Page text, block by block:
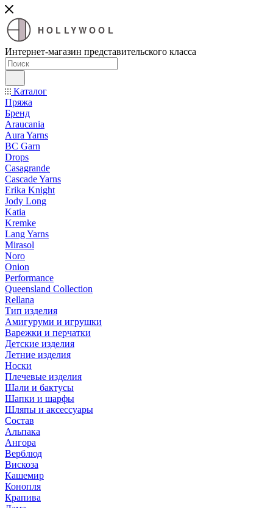
HOLLYWOOL
Интернет-магазин представительского класса
Каталог
Пряжа
Бренд
Araucania
Aura Yarns
BC Garn
Drops
Casagrande
Cascade Yarns
Erika Knight
Jody Long
Katia
Kremke
Lang Yarns
Mirasol
Noro
Onion
Performance
Queensland Collection
Rellana
Тип изделия
Амигуруми и игрушки
Варежки и перчатки
Детские изделия
Летние изделия
Носки
Плечевые изделия
Шали и бактусы
Шапки и шарфы
Шляпы и аксессуары
Состав
Альпака
Ангора
Верблюд
Вискоза
Кашемир
Конопля
Крапива